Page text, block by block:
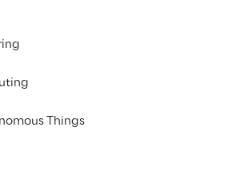
Things
superando i
legati
e alla
di grandi volumi